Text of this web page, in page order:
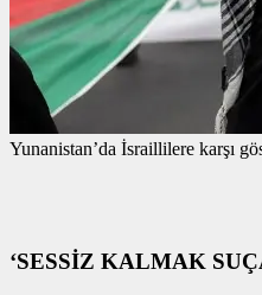
Yunanistan’da İsraillilere karşı
‘SESSİZ KALMAK